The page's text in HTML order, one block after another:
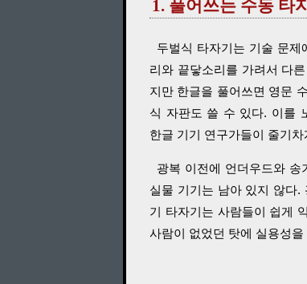
1. 풀어쓰는 수동 타
두벌식 타자기는 기술 문제
리와 끝닿소리를 가려서 다
지만 한글을 풀어쓰면 영문
식 자판도 쓸 수 있다. 이를
한글 기기 연구가들이 줄기
광복 이전에 언더우드와 송
실물 기기는 남아 있지 않다.
기 타자기는 사람들이 쉽게
사람이 없었던 탓에 실용성